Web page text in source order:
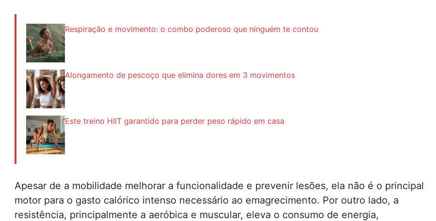
Respiração e movimento: o combo poderoso que ninguém te contou
Alongamento de pescoço que elimina dores em 3 movimentos
Este treino HIIT garantido para perder peso rápido em casa
Apesar de a mobilidade melhorar a funcionalidade e prevenir lesões, ela não é o principal
motor para o gasto calórico intenso necessário ao emagrecimento. Por outro lado, a
resistência, principalmente a aeróbica e muscular, eleva o consumo de energia,